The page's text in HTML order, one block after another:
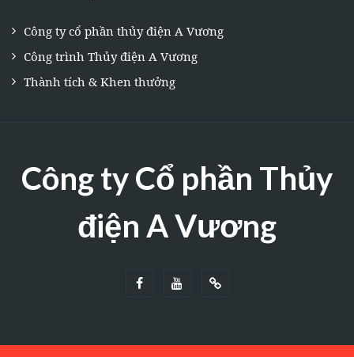
Công ty cổ phần thủy điện A Vương
Công trình Thủy điện A Vương
Thành tích & Khen thưởng
Công ty Cổ phần Thủy
điện A Vương